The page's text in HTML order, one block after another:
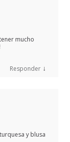
mucho
Responder ↓
y blusa